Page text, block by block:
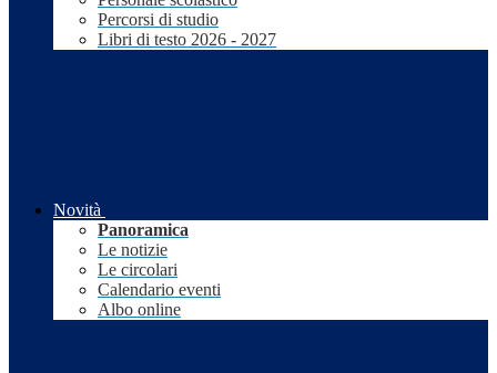
Percorsi di studio
Libri di testo 2026 - 2027
Novità
Panoramica
Le notizie
Le circolari
Calendario eventi
Albo online